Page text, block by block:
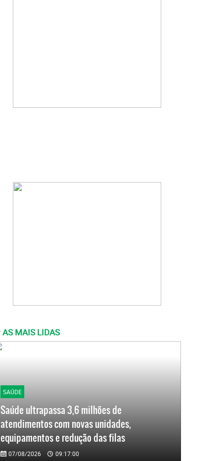
AS MAIS LIDAS
SAÚDE
Saúde ultrapassa 3,6 milhões de
atendimentos com novas unidades,
equipamentos e redução das filas
07/08/2026 09:17:00